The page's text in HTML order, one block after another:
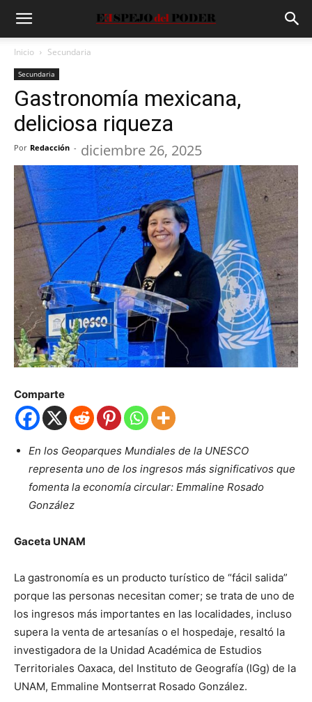
Inicio Secundaria
Secundaria
Gastronomía mexicana,
deliciosa riqueza
Por Redacción - diciembre 26, 2025
Comparte
En los Geoparques Mundiales de la UNESCO
representa uno de los ingresos más significativos que
fomenta la economía circular: Emmaline Rosado
González
Gaceta UNAM
La gastronomía es un producto turístico de “fácil salida”
porque las personas necesitan comer; se trata de uno de
los ingresos más importantes en las localidades, incluso
supera la venta de artesanías o el hospedaje, resaltó la
investigadora de la Unidad Académica de Estudios
Territoriales Oaxaca, del Instituto de Geografía (IGg) de la
UNAM, Emmaline Montserrat Rosado González.